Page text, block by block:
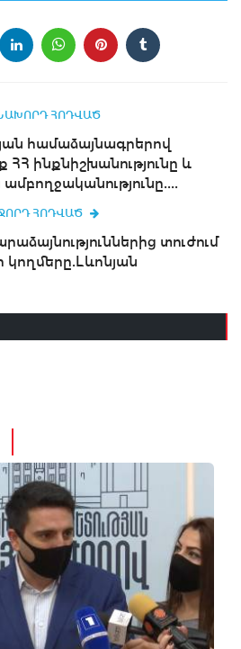
ՀՈԴՎԱԾ
համաձայնագրերով
ինքնիշխանությունը և
ՀՈԴՎԱԾ
տուժում
կողմերը.Լևոնյան